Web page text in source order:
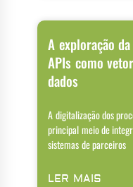
A exploração
APIs como
dados
A digitalização dos
principal meio de
sistemas de parceiros
LER MAIS